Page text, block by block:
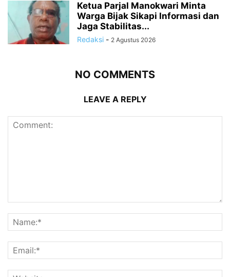
Ketua Parjal Manokwari Minta
Warga Bijak Sikapi Informasi dan
Jaga Stabilitas...
Redaksi - 2 Agustus 2026
NO COMMENTS
LEAVE A REPLY